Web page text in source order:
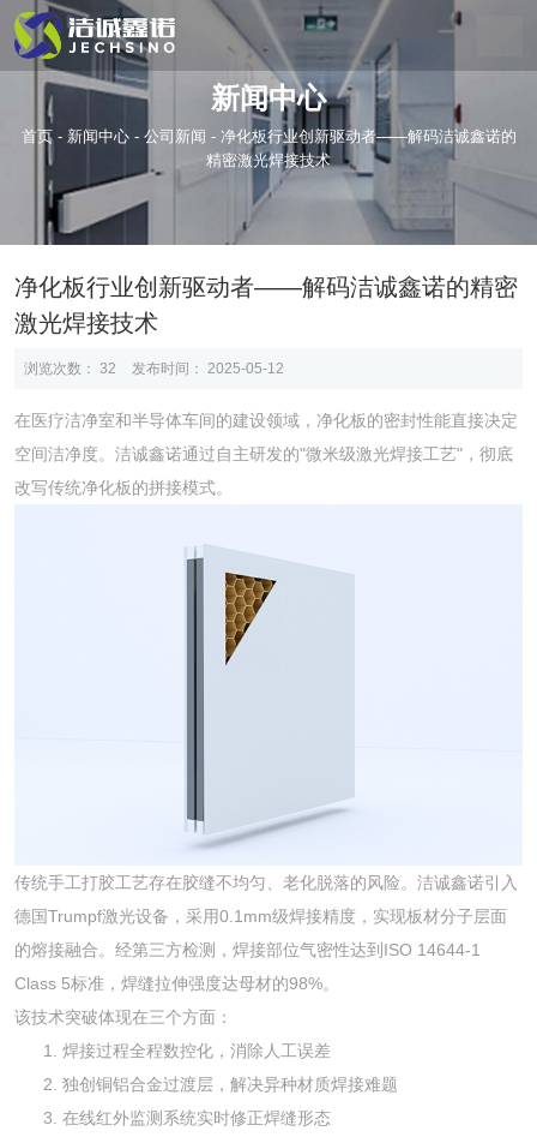
新闻中心
首页 - 新闻中心 - 公司新闻 - 净化板行业创新驱动者——解码洁诚鑫诺的
精密激光焊接技术
净化板行业创新驱动者——解码洁诚鑫诺的精密
激光焊接技术
浏览次数： 32 发布时间： 2025-05-12
在医疗洁净室和半导体车间的建设领域，净化板的密封性能直接决定
空间洁净度。洁诚鑫诺通过自主研发的"微米级激光焊接工艺"，彻底
改写传统净化板的拼接模式。
传统手工打胶工艺存在胶缝不均匀、老化脱落的风险。洁诚鑫诺引入
德国Trumpf激光设备，采用0.1mm级焊接精度，实现板材分子层面
的熔接融合。经第三方检测，焊接部位气密性达到ISO 14644-1
Class 5标准，焊缝拉伸强度达母材的98%。
该技术突破体现在三个方面：
焊接过程全程数控化，消除人工误差
独创铜铝合金过渡层，解决异种材质焊接难题
在线红外监测系统实时修正焊缝形态